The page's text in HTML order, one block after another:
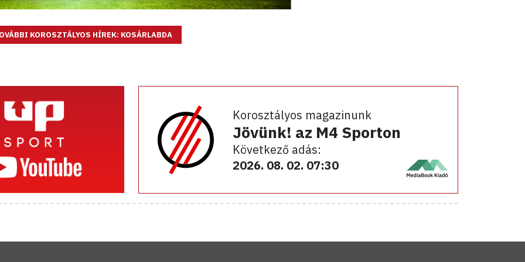
KOROSZTÁLYOS HÍREK: KOSÁRLABDA
Korosztályos magazinunk
Jövünk! az M4 Sporton
Következő adás:
2026. 08. 02. 07:30